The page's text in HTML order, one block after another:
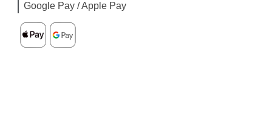
Google Pay / Apple Pay